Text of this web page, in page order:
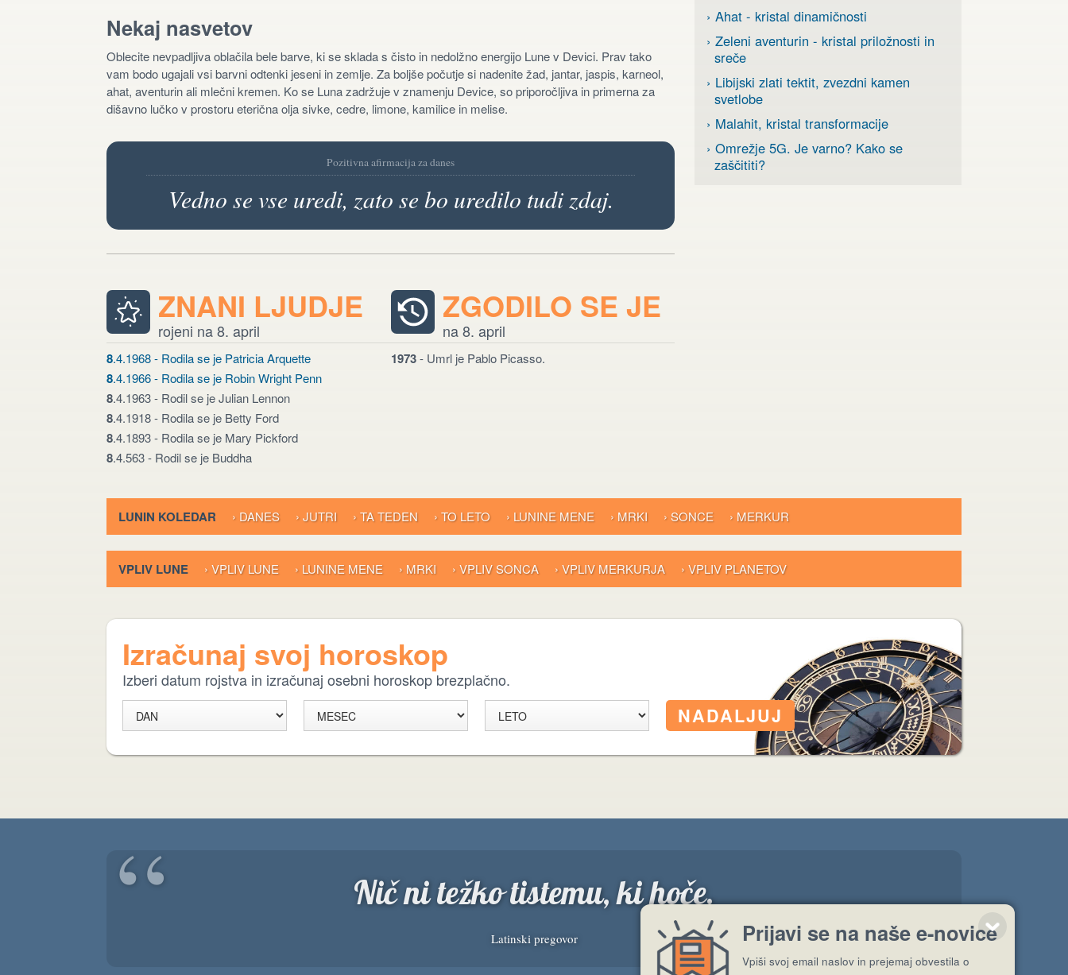
Nekaj nasvetov
Oblecite nevpadljiva oblačila bele barve, ki se sklada s čisto in nedolžno energijo Lune v Devici. Prav tako
vam bodo ugajali vsi barvni odtenki jeseni in zemlje. Za boljše počutje si nadenite žad, jantar, jaspis, karneol,
ahat, aventurin ali mlečni kremen. Ko se Luna zadržuje v znamenju Device, so priporočljiva in primerna za
dišavno lučko v prostoru eterična olja sivke, cedre, limone, kamilice in melise.
Pozitivna afirmacija za danes
Vedno se vse uredi, zato se bo uredilo tudi zdaj.
ZNANI LJUDJE
rojeni na 8. april
8.4.1968 - Rodila se je Patricia Arquette
8.4.1966 - Rodila se je Robin Wright Penn
8.4.1963 - Rodil se je Julian Lennon
8.4.1918 - Rodila se je Betty Ford
8.4.1893 - Rodila se je Mary Pickford
8.4.563 - Rodil se je Buddha
ZGODILO SE JE
na 8. april
1973- Umrl je Pablo Picasso.
› Ahat - kristal dinamičnosti
› Zeleni aventurin - kristal priložnosti in
sreče
› Libijski zlati tektit, zvezdni kamen
svetlobe
› Malahit, kristal transformacije
› Omrežje 5G. Je varno? Kako se
zaščititi?
LUNIN KOLEDAR › DANES › JUTRI › TA TEDEN › TO LETO › LUNINE MENE › MRKI › SONCE › MERKUR
VPLIV LUNE › VPLIV LUNE › LUNINE MENE › MRKI › VPLIV SONCA › VPLIV MERKURJA › VPLIV PLANETOV
Izračunaj svoj horoskop
Izberi datum rojstva in izračunaj osebni horoskop brezplačno.
Nič ni težko tistemu, ki hoče.
Latinski pregovor
“ Prijavi se na naše e-novice
Vpiši svoj email naslov in prejemaj obvestila o